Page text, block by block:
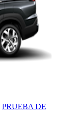
PRUEBA DE